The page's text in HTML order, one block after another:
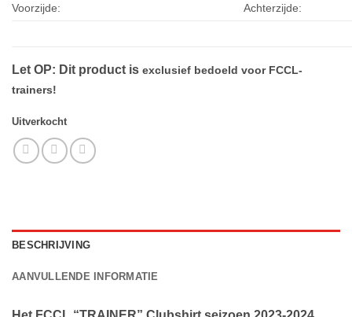
Voorzijde: Achterzijde:
Let OP: Dit product is exclusief bedoeld voor FCCL-
trainers!
Uitverkocht
BESCHRIJVING
AANVULLENDE INFORMATIE